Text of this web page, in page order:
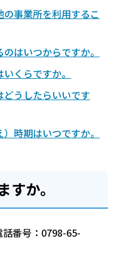
事業所を利用するこ
はいつからですか。
くらですか。
うしたらいいです
時期はいつですか。
か。
番号：0798-65-